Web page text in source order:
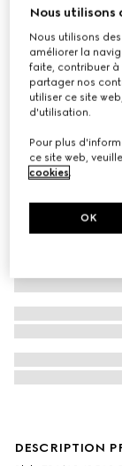
Bague Gucci
CHF 1,480
DESCRIPTION
Nous utilisons
Nous utilisons
améliorer la
faite, contribuer à
partager nos
utiliser ce site
d'utilisation.
Pour plus
ce site web,
cookies.
OK